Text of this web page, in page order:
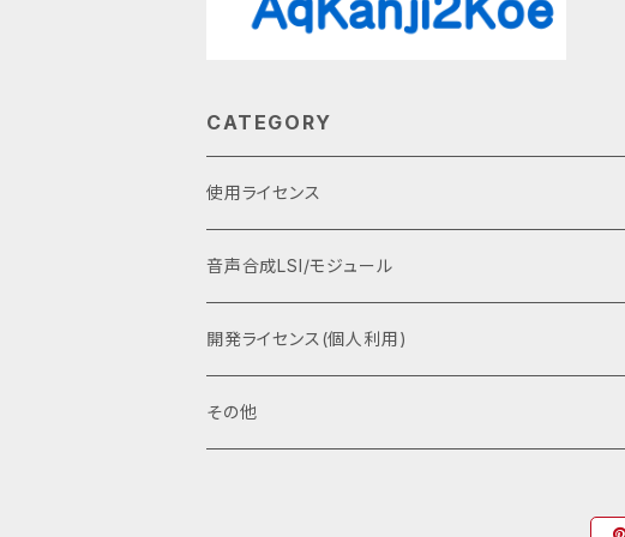
CATEGORY
使用ライセンス
音声合成LSI/モジュール
開発ライセンス(個人利用)
その他